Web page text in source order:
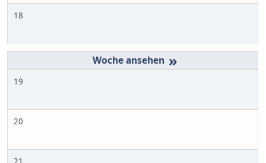
18
»
19
20